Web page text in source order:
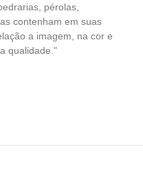
pérolas,
contenham em suas
a imagem, na cor e
qualidade."